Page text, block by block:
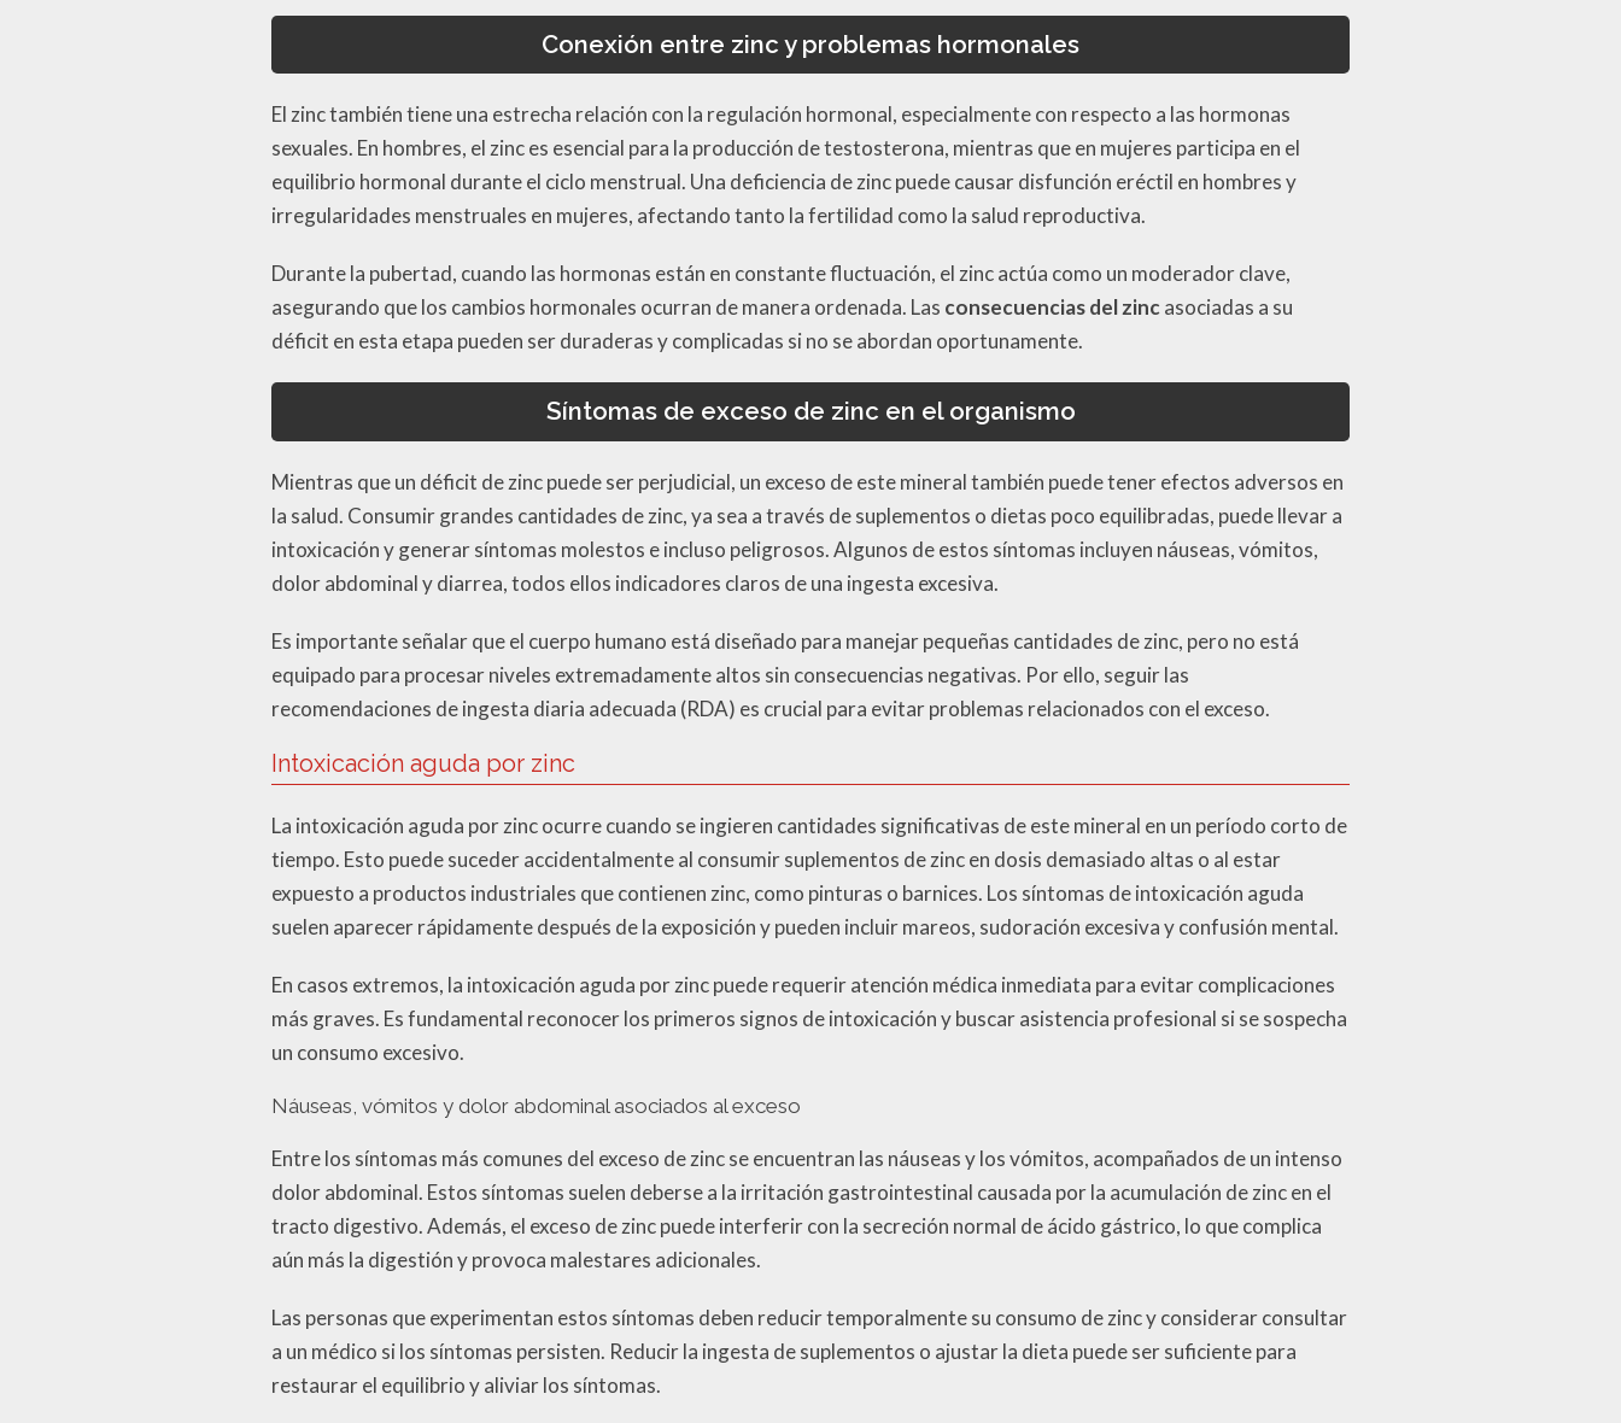
Conexión entre zinc y problemas hormonales
El zinc también tiene una estrecha relación con la regulación hormonal, especialmente con respecto a las hormonas
sexuales. En hombres, el zinc es esencial para la producción de testosterona, mientras que en mujeres participa en el
equilibrio hormonal durante el ciclo menstrual. Una deficiencia de zinc puede causar disfunción eréctil en hombres y
irregularidades menstruales en mujeres, afectando tanto la fertilidad como la salud reproductiva.
Durante la pubertad, cuando las hormonas están en constante fluctuación, el zinc actúa como un moderador clave,
asegurando que los cambios hormonales ocurran de manera ordenada. Las consecuencias del zincasociadas a su
déficit en esta etapa pueden ser duraderas y complicadas si no se abordan oportunamente.
Síntomas de exceso de zinc en el organismo
Mientras que un déficit de zinc puede ser perjudicial, un exceso de este mineral también puede tener efectos adversos en
la salud. Consumir grandes cantidades de zinc, ya sea a través de suplementos o dietas poco equilibradas, puede llevar a
intoxicación y generar síntomas molestos e incluso peligrosos. Algunos de estos síntomas incluyen náuseas, vómitos,
dolor abdominal y diarrea, todos ellos indicadores claros de una ingesta excesiva.
Es importante señalar que el cuerpo humano está diseñado para manejar pequeñas cantidades de zinc, pero no está
equipado para procesar niveles extremadamente altos sin consecuencias negativas. Por ello, seguir las
recomendaciones de ingesta diaria adecuada (RDA) es crucial para evitar problemas relacionados con el exceso.
Intoxicación aguda por zinc
La intoxicación aguda por zinc ocurre cuando se ingieren cantidades significativas de este mineral en un período corto de
tiempo. Esto puede suceder accidentalmente al consumir suplementos de zinc en dosis demasiado altas o al estar
expuesto a productos industriales que contienen zinc, como pinturas o barnices. Los síntomas de intoxicación aguda
suelen aparecer rápidamente después de la exposición y pueden incluir mareos, sudoración excesiva y confusión mental.
En casos extremos, la intoxicación aguda por zinc puede requerir atención médica inmediata para evitar complicaciones
más graves. Es fundamental reconocer los primeros signos de intoxicación y buscar asistencia profesional si se sospecha
un consumo excesivo.
Náuseas, vómitos y dolor abdominal asociados al exceso
Entre los síntomas más comunes del exceso de zinc se encuentran las náuseas y los vómitos, acompañados de un intenso
dolor abdominal. Estos síntomas suelen deberse a la irritación gastrointestinal causada por la acumulación de zinc en el
tracto digestivo. Además, el exceso de zinc puede interferir con la secreción normal de ácido gástrico, lo que complica
aún más la digestión y provoca malestares adicionales.
Las personas que experimentan estos síntomas deben reducir temporalmente su consumo de zinc y considerar consultar
a un médico si los síntomas persisten. Reducir la ingesta de suplementos o ajustar la dieta puede ser suficiente para
restaurar el equilibrio y aliviar los síntomas.